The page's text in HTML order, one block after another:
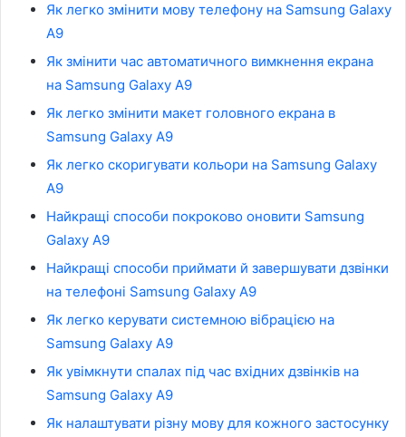
Як легко змінити мову телефону на Samsung Galaxy
A9
Як змінити час автоматичного вимкнення екрана
на Samsung Galaxy A9
Як легко змінити макет головного екрана в
Samsung Galaxy A9
Як легко скоригувати кольори на Samsung Galaxy
A9
Найкращі способи покроково оновити Samsung
Galaxy A9
Найкращі способи приймати й завершувати дзвінки
на телефоні Samsung Galaxy A9
Як легко керувати системною вібрацією на
Samsung Galaxy A9
Як увімкнути спалах під час вхідних дзвінків на
Samsung Galaxy A9
Як налаштувати різну мову для кожного застосунку